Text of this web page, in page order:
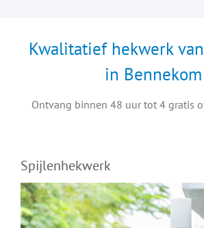
Kwalitatief hekwerk
in Bennekom
Ontvang binnen 48 uur tot 4 gratis
Spijlenhekwerk